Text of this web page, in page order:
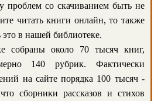
проблем со скачиванием быть не
читать книги онлайн, то также
это в нашей библиотеке.
собраны около 70 тысяч книг,
140 рубрик. Фактически
на сайте порядка 100 тысяч -
сборники рассказов и стихов